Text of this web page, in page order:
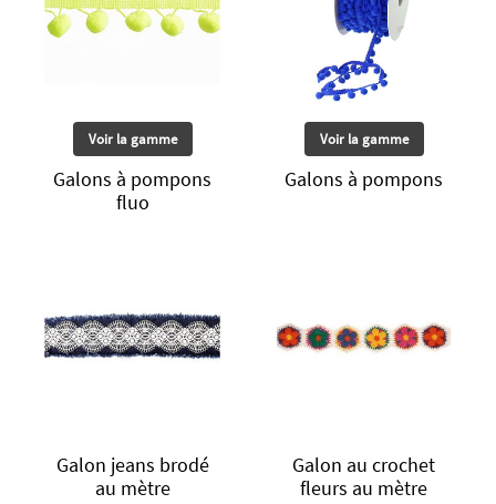
Voir la gamme
Galons à pompons
fluo
Voir la gamme
Galons à pompons
Galon jeans brodé
au mètre
Galon au crochet
fleurs au mètre